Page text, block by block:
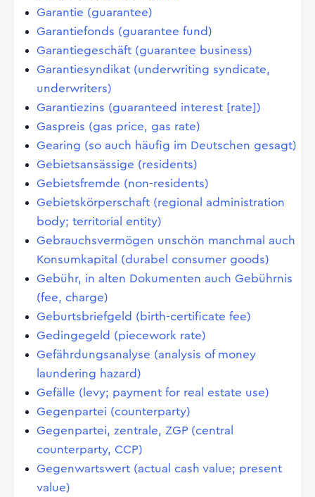
Garantie (guarantee)
Garantiefonds (guarantee fund)
Garantiegeschäft (guarantee business)
Garantiesyndikat (underwriting syndicate,
underwriters)
Garantiezins (guaranteed interest [rate])
Gaspreis (gas price, gas rate)
Gearing (so auch häufig im Deutschen gesagt)
Gebietsansässige (residents)
Gebietsfremde (non-residents)
Gebietskörperschaft (regional administration
body; territorial entity)
Gebrauchsvermögen unschön manchmal auch
Konsumkapital (durabel consumer goods)
Gebühr, in alten Dokumenten auch Gebührnis
(fee, charge)
Geburtsbriefgeld (birth-certificate fee)
Gedingegeld (piecework rate)
Gefährdungsanalyse (analysis of money
laundering hazard)
Gefälle (levy; payment for real estate use)
Gegenpartei (counterparty)
Gegenpartei, zentrale, ZGP (central
counterparty, CCP)
Gegenwartswert (actual cash value; present
value)